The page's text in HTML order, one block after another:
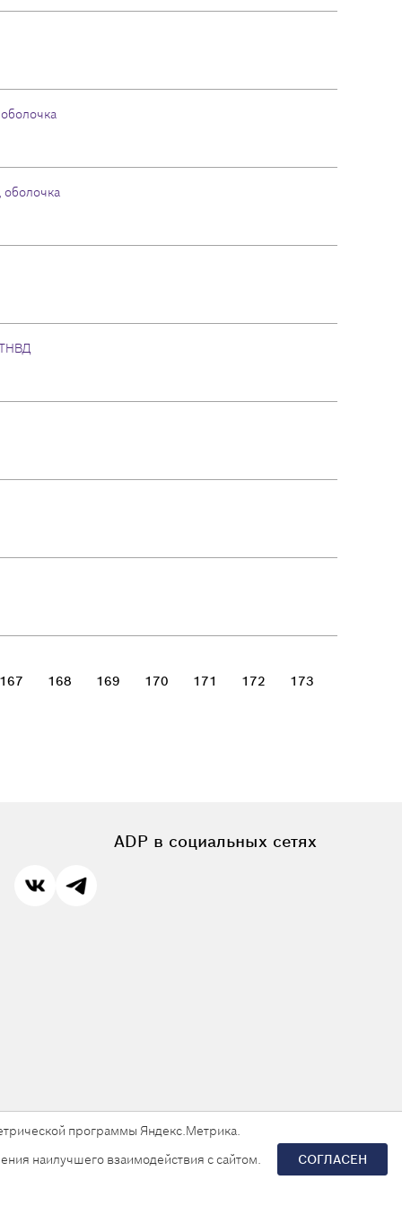
оболочка
167 168 169 170 171 172 173
ADP в социальных сетях
Разработка сайта — «Askaron Systems»
программы Яндекс.Метрика.
наилучшего взаимодействия с сайтом.
СОГЛАСЕН